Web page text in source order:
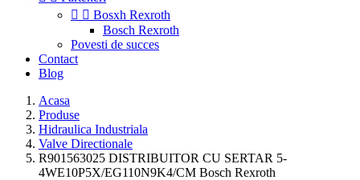
  Bosxh Rexroth
Bosch Rexroth
Povesti de succes
Contact
Blog
Acasa
Produse
Hidraulica Industriala
Valve Directionale
R901563025 DISTRIBUITOR CU SERTAR 5-
4WE10P5X/EG110N9K4/CM Bosch Rexroth